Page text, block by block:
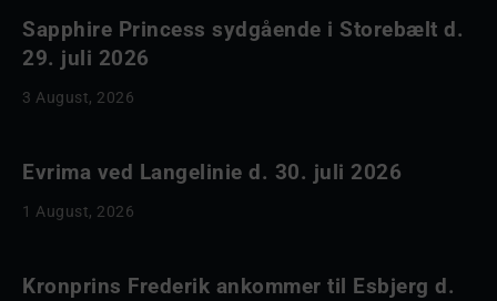
Sapphire Princess sydgående i Storebælt d.
29. juli 2026
3 August, 2026
Evrima ved Langelinie d. 30. juli 2026
1 August, 2026
Kronprins Frederik ankommer til Esbjerg d.